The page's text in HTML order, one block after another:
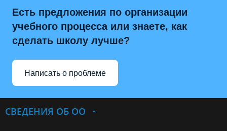
Есть предложения по организации
учебного процесса или знаете, как
сделать школу лучше?
Написать о проблеме
СВЕДЕНИЯ ОБ ОО